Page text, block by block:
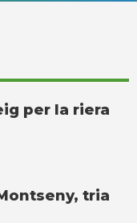
per la riera
tria